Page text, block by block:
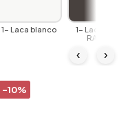
1- Laca blanco
1- Laca Grafito
RAL7022
‹ ›
-10%